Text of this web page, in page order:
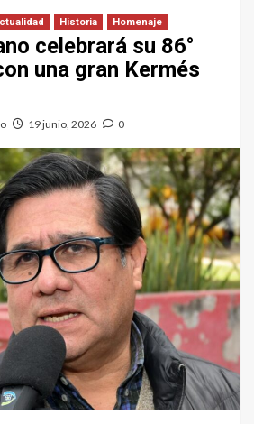
Historia Homenaje
celebrará su 86°
una gran Kermés
19 junio, 2026 0